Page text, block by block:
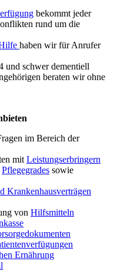
bekommt jeder
rund um die
haben wir für Anrufer
und schwer dementiell
beraten wir ohne
im Bereich der
mit Leistungserbringern
Pflegegrades sowie
Krankenhausverträgen
von Hilfsmitteln
Ernährung